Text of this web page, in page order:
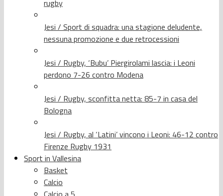
rugby
Jesi / Sport di squadra: una stagione deludente,
nessuna promozione e due retrocessioni
Jesi / Rugby, ‘Bubu’ Piergirolami lascia: i Leoni
perdono 7-26 contro Modena
Jesi / Rugby, sconfitta netta: 85-7 in casa del
Bologna
Jesi / Rugby, al ‘Latini’ vincono i Leoni: 46-12 contro
Firenze Rugby 1931
Sport in Vallesina
Basket
Calcio